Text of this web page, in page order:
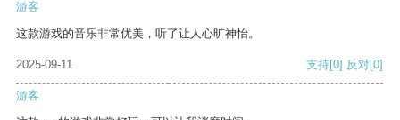
游客
这款游戏的音乐非常优美，听了让人心旷神怡。
2025-09-11 支持[0] 反对[0]
游客